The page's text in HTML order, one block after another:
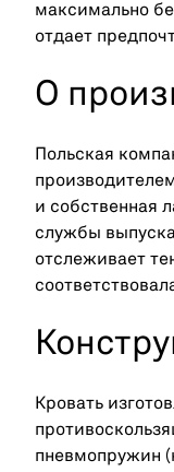
максимально
отдает
О
Польская
и собственная
службы
отслеживает
Кровать
пневмопружин